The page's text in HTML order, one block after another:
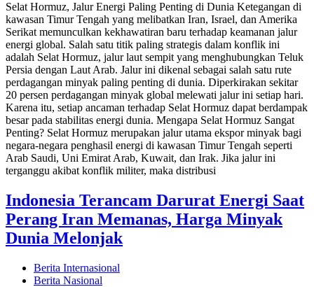
Selat Hormuz, Jalur Energi Paling Penting di Dunia Ketegangan di
kawasan Timur Tengah yang melibatkan Iran, Israel, dan Amerika
Serikat memunculkan kekhawatiran baru terhadap keamanan jalur
energi global. Salah satu titik paling strategis dalam konflik ini
adalah Selat Hormuz, jalur laut sempit yang menghubungkan Teluk
Persia dengan Laut Arab. Jalur ini dikenal sebagai salah satu rute
perdagangan minyak paling penting di dunia. Diperkirakan sekitar
20 persen perdagangan minyak global melewati jalur ini setiap hari.
Karena itu, setiap ancaman terhadap Selat Hormuz dapat berdampak
besar pada stabilitas energi dunia. Mengapa Selat Hormuz Sangat
Penting? Selat Hormuz merupakan jalur utama ekspor minyak bagi
negara-negara penghasil energi di kawasan Timur Tengah seperti
Arab Saudi, Uni Emirat Arab, Kuwait, dan Irak. Jika jalur ini
terganggu akibat konflik militer, maka distribusi
Indonesia Terancam Darurat Energi Saat
Perang Iran Memanas, Harga Minyak
Dunia Melonjak
Berita Internasional
Berita Nasional